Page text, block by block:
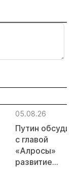
05.08.26
Путин обсудил
с главой
«Алросы»
развитие